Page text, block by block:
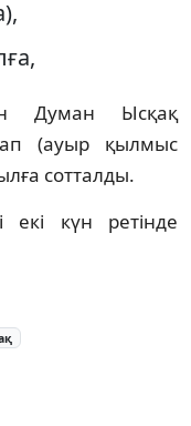
Думан Ысқақ
(ауыр қылмыс
сотталды.
екі күн ретінде